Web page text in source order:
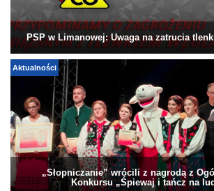
PSP w Limanowej: Uwaga na zatrucia
Aktualności
„Słopniczanie” wrócili z nagrodą z
Konkursu „Śpiewaj i tańcz na